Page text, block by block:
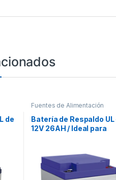
de
Fuentes de Alimentación
Batería de Respaldo UL
12V 26AH / Ideal para
Acceso / Intrusión /
Videovigilancia /
Terminales Tipo F2